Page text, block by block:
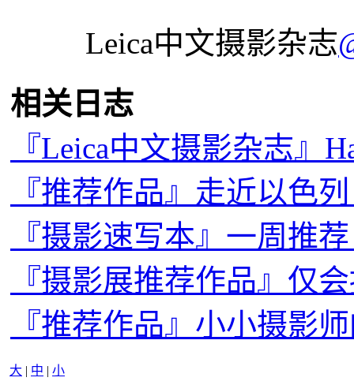
Leica中文摄影杂志
相关日志
『Leica中文摄影杂志』
『推荐作品』走近以色
『摄影速写本』一周推
『摄影展推荐作品』仅
『推荐作品』小小摄影
大 | 中 | 小